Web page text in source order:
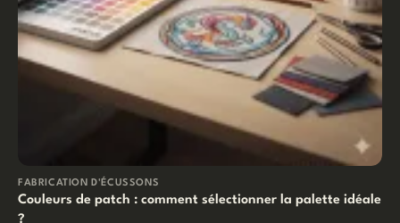
FABRICATION D'ÉCUSSONS
Couleurs de patch : comment sélectionner la palette idéale
?